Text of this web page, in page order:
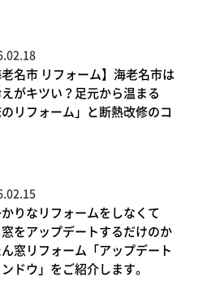
老名市 リフォーム】海老名市は
がキツい？足元から温まる
のリフォーム」と断熱改修のコ
りなリフォームをしなくて
窓をアップデートするだけのか
窓リフォーム「アップデート
ドウ」をご紹介します。